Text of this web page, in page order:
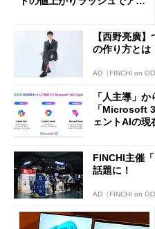
【西野亮廣
の作り方とは
AD（FINCHI on
「人主導」
「Microsoft
ェントAIの現
FINCHI主催
話題に！
AD（FINCHI on